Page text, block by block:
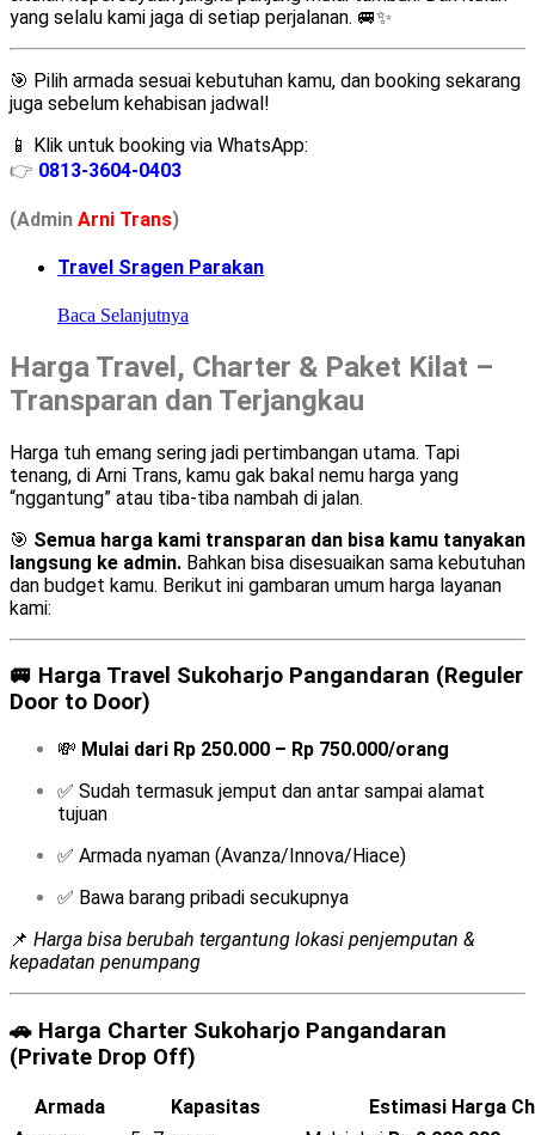
yang selalu kami jaga di setiap perjalanan. 🚐✨
🎯 Pilih armada sesuai kebutuhan kamu, dan booking sekarang
juga sebelum kehabisan jadwal!
📱 Klik untuk booking via WhatsApp:
👉 0813-3604-0403
(Admin Arni Trans)
Travel Sragen Parakan
Baca Selanjutnya
Harga Travel, Charter & Paket Kilat –
Transparan dan Terjangkau
Harga tuh emang sering jadi pertimbangan utama. Tapi
tenang, di Arni Trans, kamu gak bakal nemu harga yang
“nggantung” atau tiba-tiba nambah di jalan.
🎯 Semua harga kami transparan dan bisa kamu tanyakan
langsung ke admin. Bahkan bisa disesuaikan sama kebutuhan
dan budget kamu. Berikut ini gambaran umum harga layanan
kami:
🚐 Harga Travel Sukoharjo Pangandaran (Reguler
Door to Door)
💸 Mulai dari Rp 250.000 – Rp 750.000/orang
✅ Sudah termasuk jemput dan antar sampai alamat
tujuan
✅ Armada nyaman (Avanza/Innova/Hiace)
✅ Bawa barang pribadi secukupnya
📌 Harga bisa berubah tergantung lokasi penjemputan &
kepadatan penumpang
🚗 Harga Charter Sukoharjo Pangandaran
(Private Drop Off)
Armada Kapasitas
Estimasi Harga